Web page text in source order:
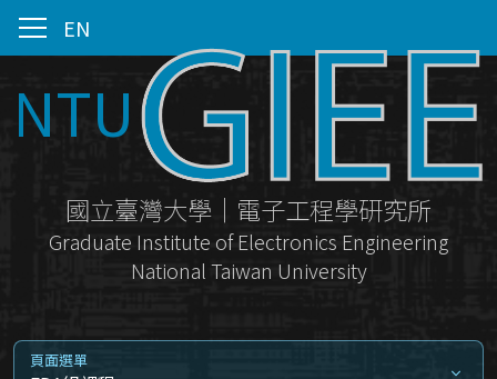
EN
NTU
國立臺灣大學｜電子工程學研究所
Graduate Institute of Electronics Engineering
National Taiwan University
頁面選單